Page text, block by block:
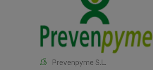
Prevenpyme S.L.